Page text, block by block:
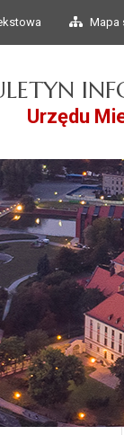
Mapa
Urzędu